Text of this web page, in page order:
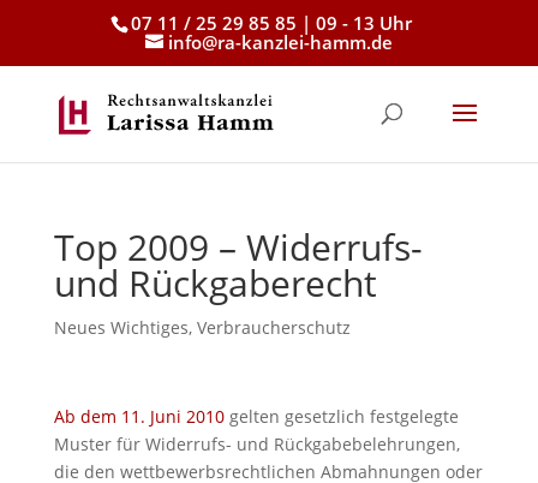
07 11 / 25 29 85 85 | 09 - 13 Uhr
info@ra-kanzlei-hamm.de
Top 2009 – Widerrufs-
und Rückgaberecht
Neues Wichtiges, Verbraucherschutz
Ab dem 11. Juni 2010gelten gesetzlich festgelegte
Muster für Widerrufs- und Rückgabebelehrungen,
die den wettbewerbsrechtlichen Abmahnungen oder